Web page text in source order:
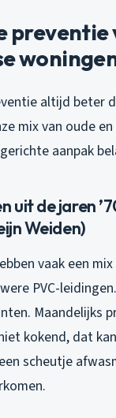
preventie
altijd beter
mix van oude
aanpak
uit de jaren
Weiden)
vaak een
PVC-
Maandelijks
kokend, dat
scheutje